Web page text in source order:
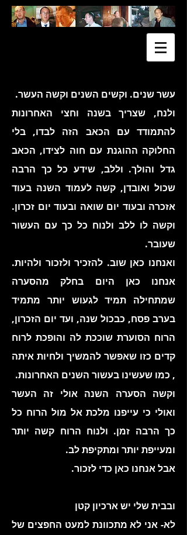
עשר שנים. וקשים השנים וקשה העשר.
ולנח, שצריך בשנה וחצי האחרונות
להתמודד עם הכאב הזה לבדו, בלי
החלוקה ההוגנת עם חוה לצידו, הכאב
גדל והולך. וללב, שידע כל כך הרבה
שכול ואובדן, קשה לעמוד השנה בעוד
אזכרה ובעוד יום שואה ובעוד יום זכרון.
וקשה לו ללב ולנוח כל כך עם העשור
שעובר.
ואנחנו כאן שוב. להזכיר ולזכור ולהיות.
אנחנו כאן היום בחלק מהסערה
שמתחילה תמיד לגעוש יותר מתמיד
בערב פסח, כבכול שנה, ועד יום הזכרון,
הרוח הסוערת שוככת לה והופכת לרוח
קדים כזו שאפשר להמשיך ולחיות איתה
, כמו שעשינו בעשור השנים האחרונות.
וקשה הסערה השנה אולי זה העשר
ואולי כי עייפנו מלכת אל מול הרוח כל
כך הרבה זמן. ולנוח הרוח קשה יותר
ומעייפת יותר ומתקיפת לב.
אבל אנחנו כאן כדי לזכור.
ובבית שלי יש ארכיון קטן
לא- אני לא מתכוונת למעט החפצים של